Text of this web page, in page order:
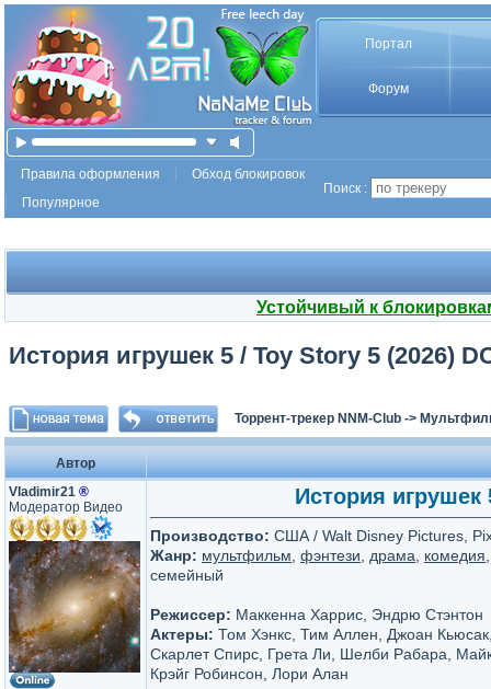
Портал
Форум
Правила оформления
Обход блокировок
Популярное
Поиск :
Устойчивый к
История игрушек 5 / Toy Story 5 (2026)
Торрент-трекер NNM-Club ->
Автор
Vladimir21 ®
Модератор Видео
История игрушек
Производство: США / Walt Disney Pictures,
Жанр: мультфильм фэнтези драма комедия
семейный
Режиссер: Маккенна Харрис, Эндрю Стэнтон
Актеры: Том Хэнкс, Тим Аллен, Джоан
Скарлет Спирс, Грета Ли, Шелби Рабара,
Крэйг Робинсон, Лори Алан